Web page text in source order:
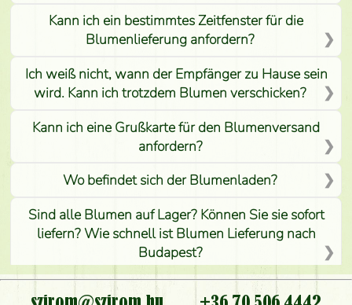
Kann ich ein bestimmtes Zeitfenster für die
Blumenlieferung anfordern?
Ich weiß nicht, wann der Empfänger zu Hause sein
wird. Kann ich trotzdem Blumen verschicken?
Kann ich eine Grußkarte für den Blumenversand
anfordern?
Wo befindet sich der Blumenladen?
Sind alle Blumen auf Lager? Können Sie sie sofort
liefern? Wie schnell ist Blumen Lieferung nach
Budapest?
Ist der Blumenladen non stop geöffnet?